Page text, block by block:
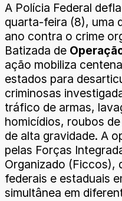
A Polícia Federal
quarta-feira (8), uma
ano contra o crime
Batizada de
ação mobiliza
estados para
criminosas
tráfico de armas,
homicídios, roubos
de alta gravidade. A
pelas Forças
Organizado (Ficcos),
federais e estaduais
simultânea em